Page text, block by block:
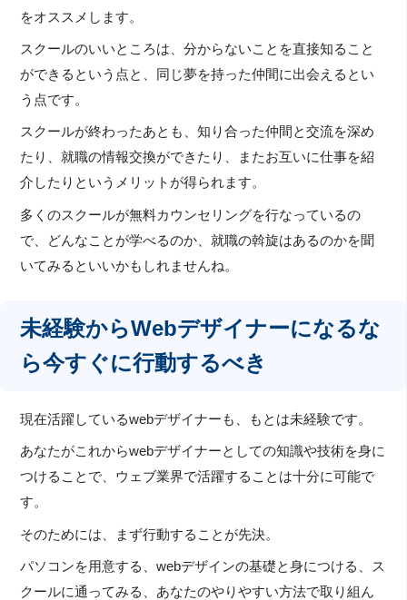
をオススメします。
スクールのいいところは、分からないことを直接知ること
ができるという点と、同じ夢を持った仲間に出会えるとい
う点です。
スクールが終わったあとも、知り合った仲間と交流を深め
たり、就職の情報交換ができたり、またお互いに仕事を紹
介したりというメリットが得られます。
多くのスクールが無料カウンセリングを行なっているの
で、どんなことが学べるのか、就職の斡旋はあるのかを聞
いてみるといいかもしれませんね。
未経験からWebデザイナーになるな
ら今すぐに行動するべき
現在活躍しているwebデザイナーも、もとは未経験です。
あなたがこれからwebデザイナーとしての知識や技術を身に
つけることで、ウェブ業界で活躍することは十分に可能で
す。
そのためには、まず行動することが先決。
パソコンを用意する、webデザインの基礎と身につける、ス
クールに通ってみる、あなたのやりやすい方法で取り組ん